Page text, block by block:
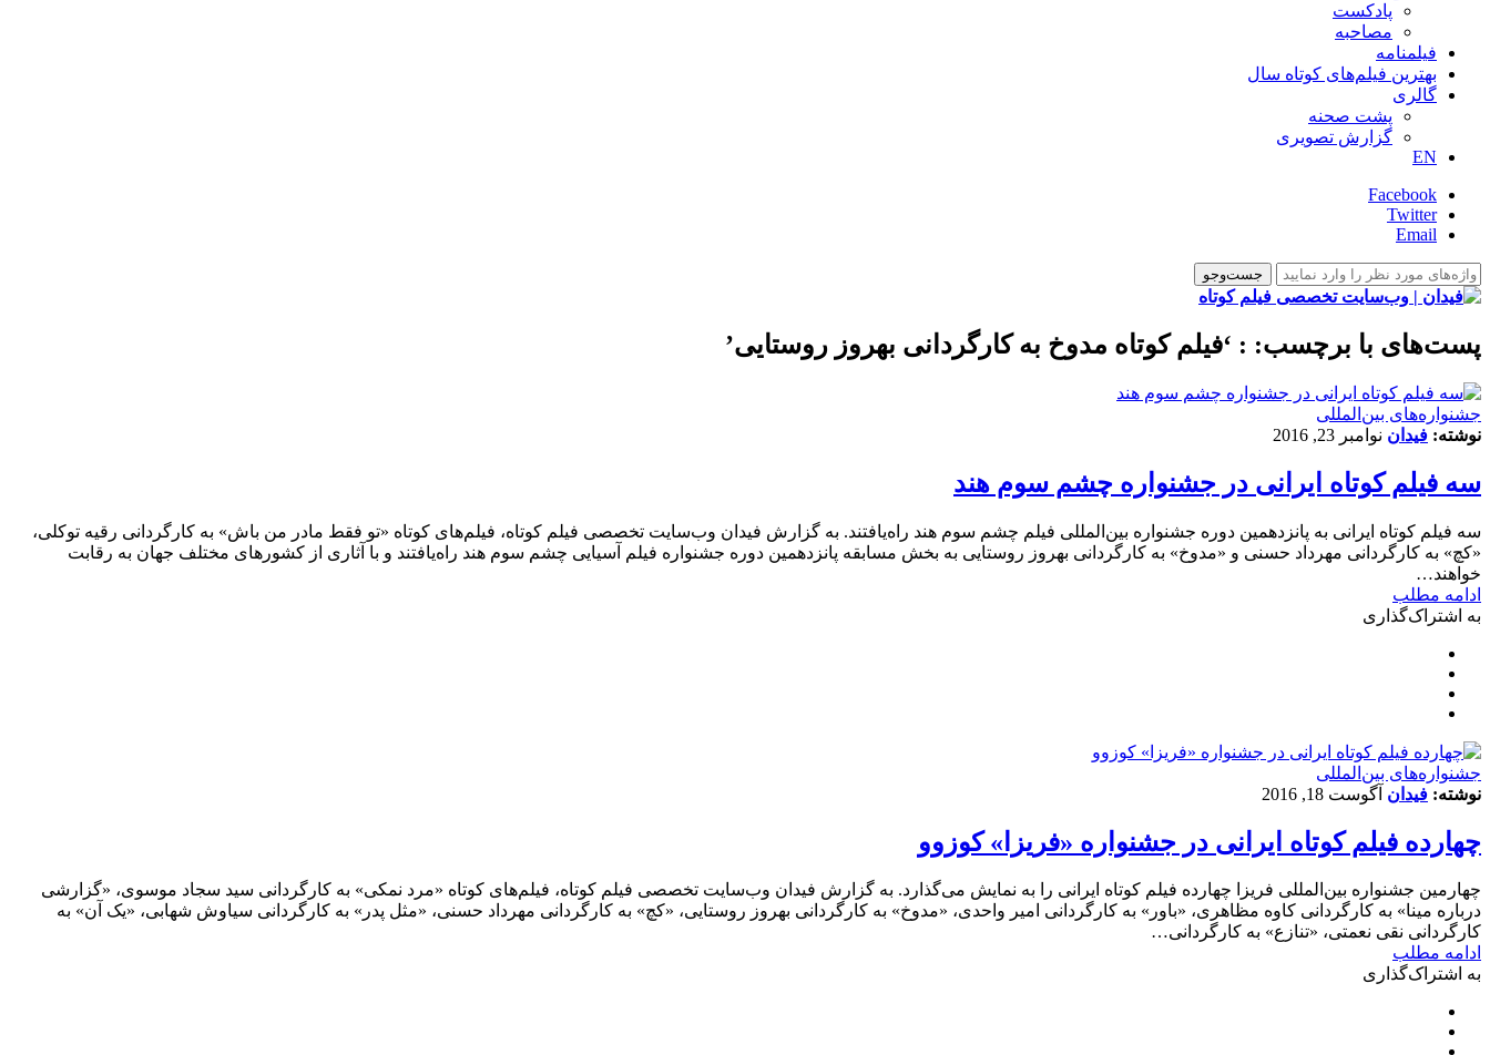
پادکست
مصاحبه
فیلمنامه
بهترین فیلم‌های کوتاه سال
گالری
پشت صحنه
گزارش تصویری
EN
Facebook
Twitter
Email
پست‌های با برچسب: : ‘فیلم کوتاه مدوخ به کارگردانی بهروز روستایی’
‌‌جشنواره‌های بین‌المللی
نوشته: فیدان نوامبر 23, 2016
سه فیلم کوتاه ایرانی در جشنواره چشم سوم هند
سه فیلم کوتاه ایرانی به پانزدهمین دوره جشنواره بین‌المللی فیلم چشم سوم هند راه‌یافتند. به گزارش فیدان وب‌سایت تخصصی فیلم کوتاه، فیلم‌های کوتاه «تو فقط مادر من باش» به کارگردانی رقیه توکلی،
«کچ» به کارگردانی مهرداد حسنی و «مدوخ» به کارگردانی بهروز روستایی به بخش مسابقه پانزدهمین دوره جشنواره فیلم آسیایی چشم سوم هند راه‌یافتند و با آثاری از کشورهای مختلف جهان به رقابت
خواهند…
ادامه مطلب
به اشتراک‌گذاری
‌‌جشنواره‌های بین‌المللی
نوشته: فیدان آگوست 18, 2016
چهارده فیلم کوتاه ایرانی در جشنواره «فریزا» کوزوو
چهارمین جشنواره بین‌المللی فریزا چهارده فیلم کوتاه ایرانی را به نمایش می‌گذارد. به گزارش فیدان وب‌سایت تخصصی فیلم کوتاه، فیلم‌های کوتاه «مرد نمکی» به کارگردانی سید سجاد موسوی، «گزارشی
درباره مینا» به کارگردانی کاوه مظاهری، «باور» به کارگردانی امیر واحدی، «مدوخ» به کارگردانی بهروز روستایی، «کچ» به کارگردانی مهرداد حسنی، «مثل پدر» به کارگردانی سیاوش شهابی، «یک آن» به
کارگردانی نقی نعمتی، «تنازع» به کارگردانی…
ادامه مطلب
به اشتراک‌گذاری